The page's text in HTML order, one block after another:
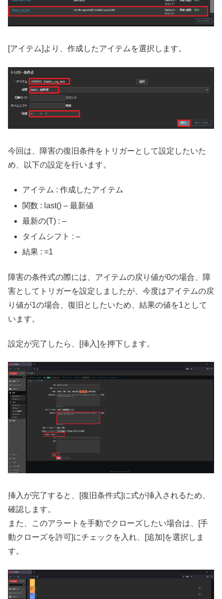
[アイテム]より、作成したアイテムを選択します。
今回は、障害の復旧条件をトリガーとして設定したいた
め、以下の設定を行います。
アイテム : 作成したアイテム
関数 : last() – 最新値
最新の(T) : –
タイムシフト : –
結果 : =1
障害の条件式の際には、アイテムの戻り値が0の場合、障
害としてトリガーを設定しましたが、今度はアイテムの戻
り値が1の場合、復旧としたいため、結果の値を1として
います。
設定が完了したら、[挿入]を押下します。
挿入が完了すると、[復旧条件式]に式が挿入されるため、
確認します。
また、このアラートを手動でクローズしたい場合は、[手
動クローズを許可]にチェックを入れ、[追加]を選択しま
す。